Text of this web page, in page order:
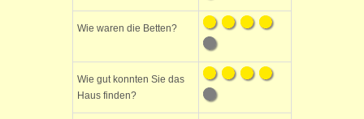
Wie waren die Betten?
Wie gut konnten Sie das
Haus finden?